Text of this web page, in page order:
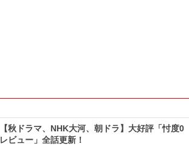
【秋ドラマ、NHK大河、朝ドラ】大好評「忖度0
レビュー」全話更新！